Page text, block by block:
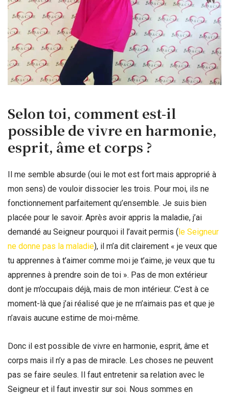
Selon toi, comment est-il
possible de vivre en harmonie,
esprit, âme et corps ?
Il me semble absurde (oui le mot est fort mais approprié à
mon sens) de vouloir dissocier les trois. Pour moi, ils ne
fonctionnement parfaitement qu’ensemble. Je suis bien
placée pour le savoir. Après avoir appris la maladie, j’ai
demandé au Seigneur pourquoi il l’avait permis ( le Seigneur
ne donne pas la maladie), il m’a dit clairement « je veux que
tu apprennes à t’aimer comme moi je t’aime, je veux que tu
apprennes à prendre soin de toi ». Pas de mon extérieur
dont je m’occupais déjà, mais de mon intérieur. C’est à ce
moment-là que j’ai réalisé que je ne m’aimais pas et que je
n’avais aucune estime de moi-même.
Donc il est possible de vivre en harmonie, esprit, âme et
corps mais il n’y a pas de miracle. Les choses ne peuvent
pas se faire seules. Il faut entretenir sa relation avec le
Seigneur et il faut investir sur soi. Nous sommes en